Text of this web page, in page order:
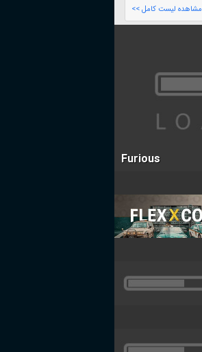
مشاهده لیست کامل >>
Furious